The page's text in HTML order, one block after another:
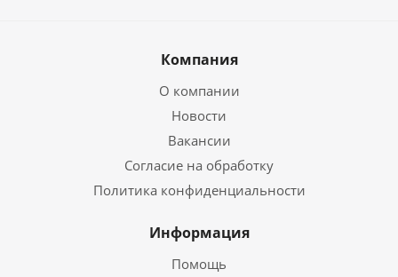
Компания
О компании
Новости
Вакансии
Согласие на обработку
Политика конфиденциальности
Информация
Помощь